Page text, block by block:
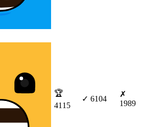
🏆
4115
✓ 6104
✗
1989